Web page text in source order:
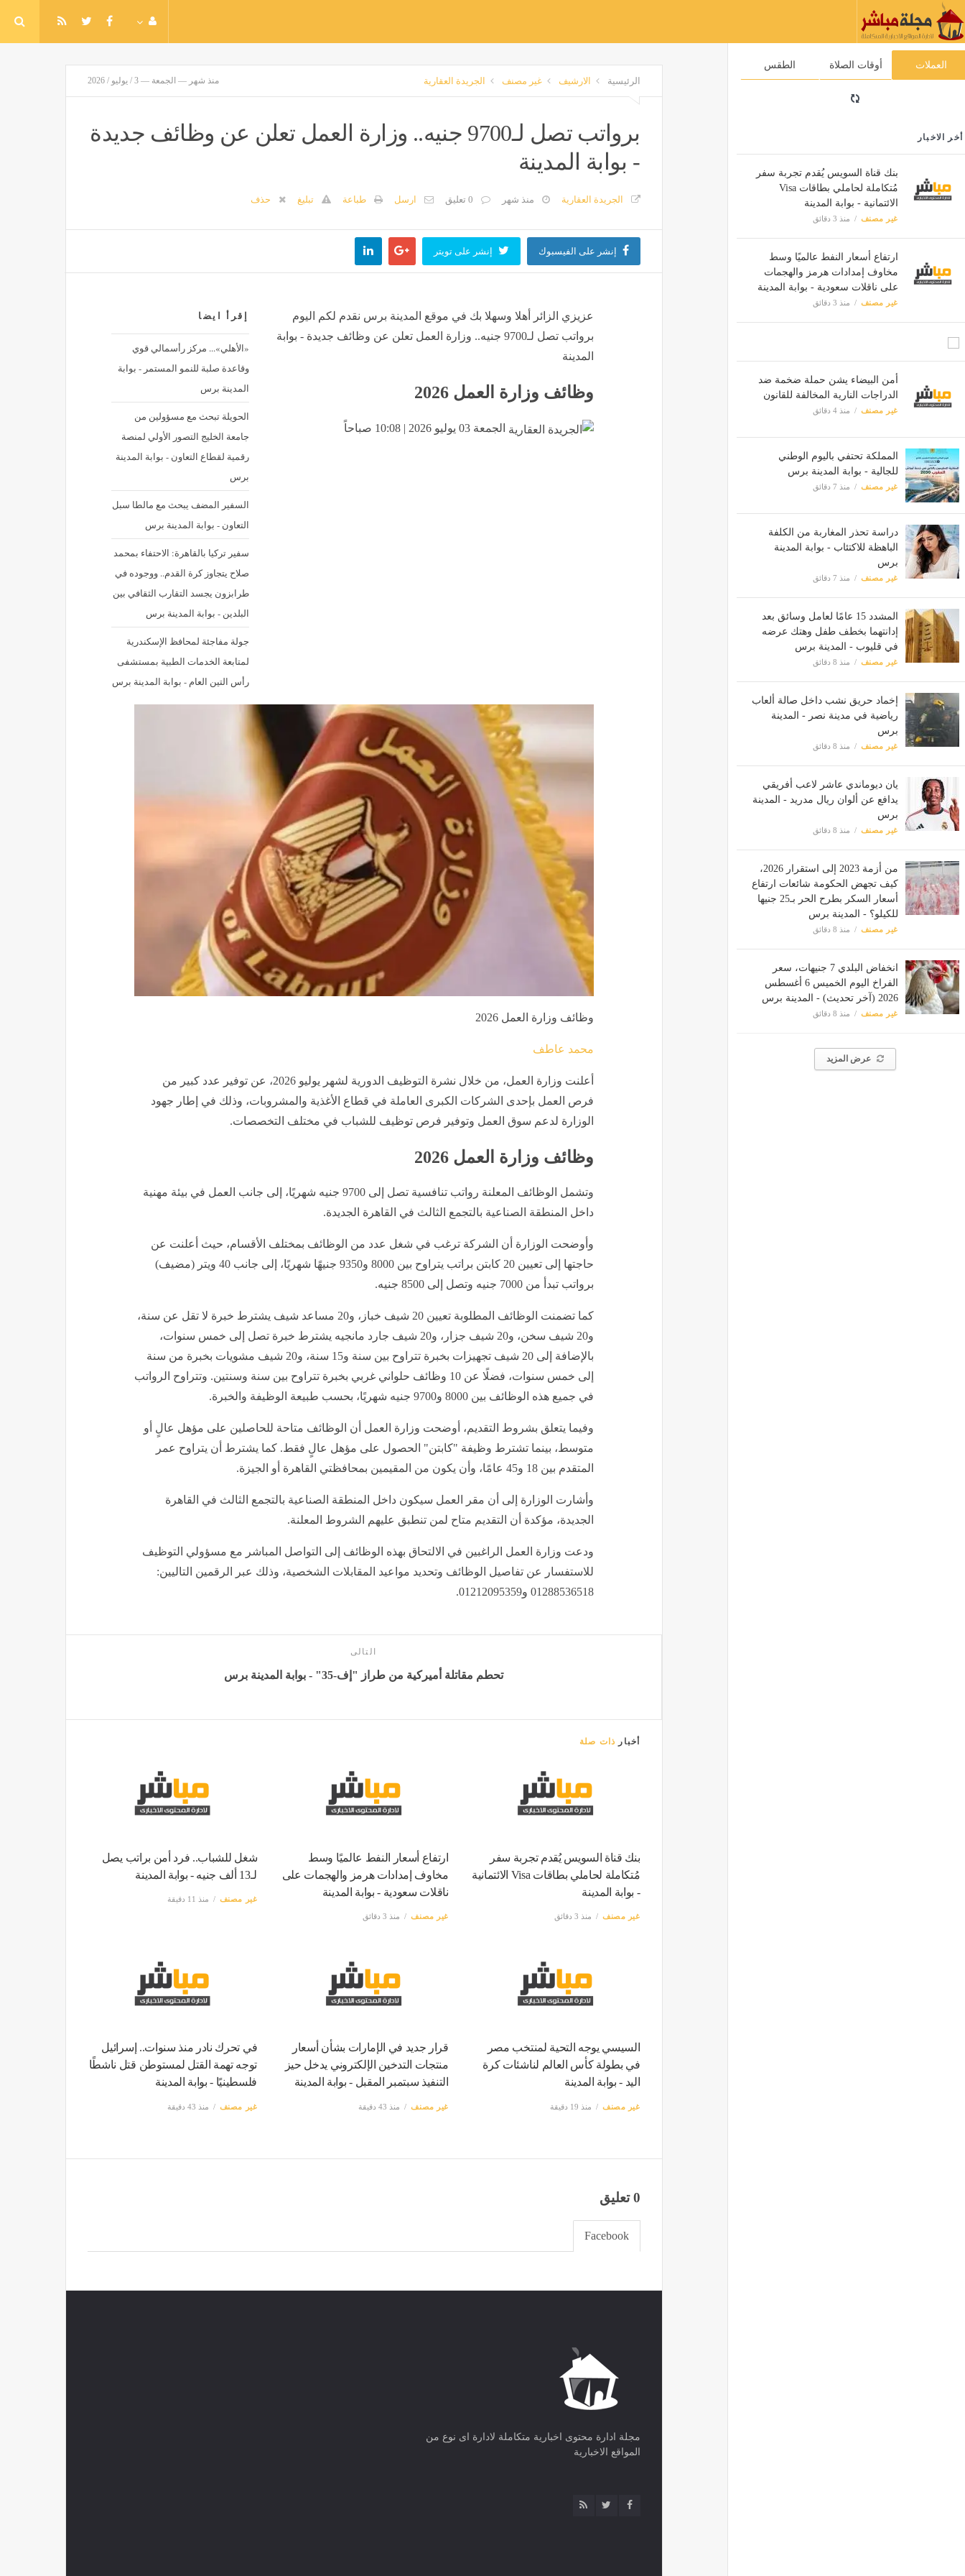
العملات أوقات الصلاة الطقس
أخر الاخبار
بنك قناة السويس يُقدم تجربة سفر
مُتكاملة لحاملي بطاقات Visa
الائتمانية - بوابة المدينة
غير مصنف منذ 3 دقائق
ارتفاع أسعار النفط عالميًا وسط
مخاوف إمدادات هرمز والهجمات
على ناقلات سعودية - بوابة المدينة
غير مصنف منذ 3 دقائق
أمن البيضاء يشن حملة ضخمة ضد
الدراجات النارية المخالفة للقانون
غير مصنف منذ 4 دقائق
المملكة تحتفي باليوم الوطني
للجالية - بوابة المدينة برس
غير مصنف منذ 7 دقائق
دراسة تحذر المغاربة من الكلفة
الباهظة للاكتئاب - بوابة المدينة
برس
غير مصنف منذ 7 دقائق
المشدد 15 عامًا لعامل وسائق بعد
إدانتهما بخطف طفل وهتك عرضه
في قليوب - المدينة برس
غير مصنف منذ 8 دقائق
إخماد حريق نشب داخل صالة ألعاب
رياضية في مدينة نصر - المدينة
برس
غير مصنف منذ 8 دقائق
يان ديوماندي عاشر لاعب أفريقي
يدافع عن ألوان ريال مدريد - المدينة
برس
غير مصنف منذ 8 دقائق
من أزمة 2023 إلى استقرار 2026،
كيف تجهض الحكومة شائعات ارتفاع
أسعار السكر بطرح الحر بـ25 جنيها
للكيلو؟ - المدينة برس
غير مصنف منذ 8 دقائق
انخفاض البلدي 7 جنيهات، سعر
الفراخ اليوم الخميس 6 أغسطس
2026 (آخر تحديث) - المدينة برس
غير مصنف منذ 8 دقائق
عرض المزيد
الرئيسية الارشيف غير مصنف الجريدة العقارية منذ شهر — الجمعة — 3 / يوليو / 2026
برواتب تصل لـ9700 جنيه.. وزارة العمل تعلن عن وظائف جديدة
- بوابة المدينة
الجريدة العقارية منذ شهر 0 تعليق ارسل طباعة تبليغ حذف
إنشر على الفيسبوك إنشر على تويتر
إقرأ ايضا
«الأهلي»... مركز رأسمالي قوي
وقاعدة صلبة للنمو المستمر - بوابة
المدينة برس
الحويلة تبحث مع مسؤولين من
جامعة الخليج التصور الأولي لمنصة
رقمية لقطاع التعاون - بوابة المدينة
برس
السفير المضف يبحث مع مالطا سبل
التعاون - بوابة المدينة برس
سفير تركيا بالقاهرة: الاحتفاء بمحمد
صلاح يتجاوز كرة القدم.. ووجوده في
طرابزون يجسد التقارب الثقافي بين
البلدين - بوابة المدينة برس
جولة مفاجئة لمحافظ الإسكندرية
لمتابعة الخدمات الطبية بمستشفى
رأس التين العام - بوابة المدينة برس
عزيزي الزائر أهلا وسهلا بك في موقع المدينة برس نقدم لكم اليوم
برواتب تصل لـ9700 جنيه.. وزارة العمل تعلن عن وظائف جديدة - بوابة
المدينة
وظائف وزارة العمل 2026
الجمعة 03 يوليو 2026 | 10:08 صباحاً
وظائف وزارة العمل 2026
محمد عاطف
أعلنت وزارة العمل، من خلال نشرة التوظيف الدورية لشهر يوليو 2026، عن توفير عدد كبير من
فرص العمل بإحدى الشركات الكبرى العاملة في قطاع الأغذية والمشروبات، وذلك في إطار جهود
الوزارة لدعم سوق العمل وتوفير فرص توظيف للشباب في مختلف التخصصات.
وظائف وزارة العمل 2026
وتشمل الوظائف المعلنة رواتب تنافسية تصل إلى 9700 جنيه شهريًا، إلى جانب العمل في بيئة مهنية
داخل المنطقة الصناعية بالتجمع الثالث في القاهرة الجديدة.
وأوضحت الوزارة أن الشركة ترغب في شغل عدد من الوظائف بمختلف الأقسام، حيث أعلنت عن
حاجتها إلى تعيين 20 كابتن براتب يتراوح بين 8000 و9350 جنيهًا شهريًا، إلى جانب 40 ويتر (مضيف)
برواتب تبدأ من 7000 جنيه وتصل إلى 8500 جنيه.
كما تضمنت الوظائف المطلوبة تعيين 20 شيف خباز، و20 مساعد شيف يشترط خبرة لا تقل عن سنة،
و20 شيف سخن، و20 شيف جزار، و20 شيف جارد مانجيه يشترط خبرة تصل إلى خمس سنوات،
بالإضافة إلى 20 شيف تجهيزات بخبرة تتراوح بين سنة و15 سنة، و20 شيف مشويات بخبرة من سنة
إلى خمس سنوات، فضلًا عن 10 وظائف حلواني غربي بخبرة تتراوح بين سنة وسنتين. وتتراوح الرواتب
في جميع هذه الوظائف بين 8000 و9700 جنيه شهريًا، بحسب طبيعة الوظيفة والخبرة.
وفيما يتعلق بشروط التقديم، أوضحت وزارة العمل أن الوظائف متاحة للحاصلين على مؤهل عالٍ أو
متوسط، بينما تشترط وظيفة "كابتن" الحصول على مؤهل عالٍ فقط. كما يشترط أن يتراوح عمر
المتقدم بين 18 و45 عامًا، وأن يكون من المقيمين بمحافظتي القاهرة أو الجيزة.
وأشارت الوزارة إلى أن مقر العمل سيكون داخل المنطقة الصناعية بالتجمع الثالث في القاهرة
الجديدة، مؤكدة أن التقديم متاح لمن تنطبق عليهم الشروط المعلنة.
ودعت وزارة العمل الراغبين في الالتحاق بهذه الوظائف إلى التواصل المباشر مع مسؤولي التوظيف
للاستفسار عن تفاصيل الوظائف وتحديد مواعيد المقابلات الشخصية، وذلك عبر الرقمين التاليين:
01288536518 و01212095359.
التالى
تحطم مقاتلة أميركية من طراز "إف-35" - بوابة المدينة برس
أخبار ذات صلة
بنك قناة السويس يُقدم تجربة سفر
مُتكاملة لحاملي بطاقات Visa الائتمانية
- بوابة المدينة
غير مصنف منذ 3 دقائق
ارتفاع أسعار النفط عالميًا وسط
مخاوف إمدادات هرمز والهجمات على
ناقلات سعودية - بوابة المدينة
غير مصنف منذ 3 دقائق
شغل للشباب.. فرد أمن براتب يصل
لـ13 ألف جنيه - بوابة المدينة
غير مصنف منذ 11 دقيقة
السيسي يوجه التحية لمنتخب مصر
في بطولة كأس العالم لناشئات كرة
اليد - بوابة المدينة
غير مصنف منذ 19 دقيقة
قرار جديد في الإمارات بشأن أسعار
منتجات التدخين الإلكتروني يدخل حيز
التنفيذ سبتمبر المقبل - بوابة المدينة
غير مصنف منذ 43 دقيقة
في تحرك نادر منذ سنوات.. إسرائيل
توجه تهمة القتل لمستوطن قتل ناشطًا
فلسطينيًا - بوابة المدينة
غير مصنف منذ 43 دقيقة
0 تعليق
Facebook
مجلة ادارة محتوى اخبارية متكاملة لادارة اى نوع من
المواقع الاخبارية